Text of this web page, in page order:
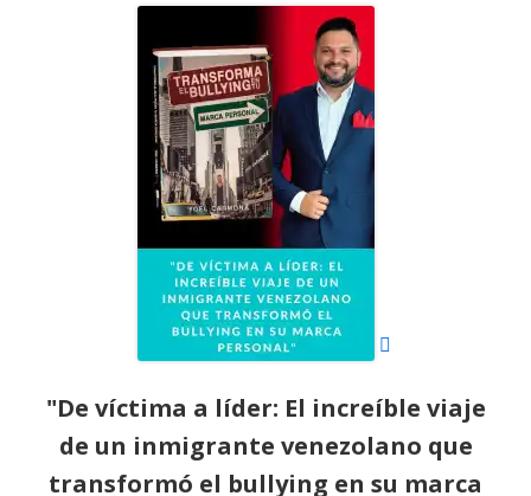
"De víctima a líder: El increíble viaje
de un inmigrante venezolano que
transformó el bullying en su marca